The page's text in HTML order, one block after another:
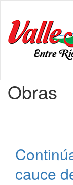
contenido
principal
Municipalidad
de Valle
María
Obras
cauce